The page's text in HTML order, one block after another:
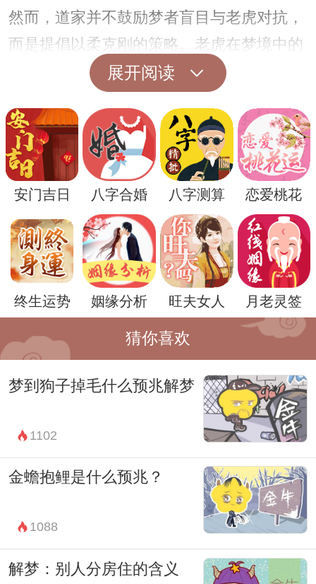
然而，道家并不鼓励梦者盲目与老虎对抗，
而是提倡以柔克刚的策略。老虎在梦境中的
出现，也许是在提醒梦者应该学会与外界力
不妨反思自身处境，寻找以柔克刚的方式解
决问题，而非急于与困境正面对抗。
此外，老虎在道家文化中也被赋予了神秘的
象征意义。道家强调人与自然的和谐相处，
而老虎则是自然界的一部分，象征着自然力
量与宇宙能量。因此，梦见老虎也可能是在
暗示梦者要与自然界保持联系，顺势而为，
领悟自然之道，以达到心灵与自然的和谐。
总的来说，梦见老虎在道家文化中具有丰富
的内涵和象征意义。它不仅是对梦者内心潜
展开阅读
安门吉日 八字合婚 八字测算 恋爱桃花
终生运势 姻缘分析 旺夫女人 月老灵签
猜你喜欢
梦到狗子掉毛什么预兆解梦
1102
金蟾抱鲤是什么预兆？
1088
解梦：别人分房住的含义